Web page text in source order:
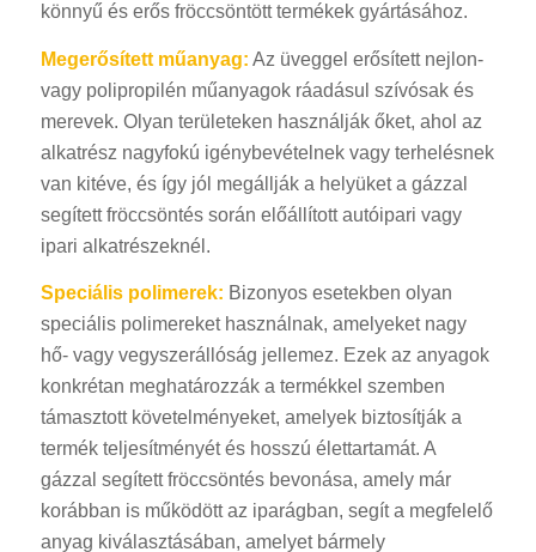
könnyű és erős fröccsöntött termékek gyártásához.
Megerősített műanyag: Az üveggel erősített nejlon-
vagy polipropilén műanyagok ráadásul szívósak és
merevek. Olyan területeken használják őket, ahol az
alkatrész nagyfokú igénybevételnek vagy terhelésnek
van kitéve, és így jól megállják a helyüket a gázzal
segített fröccsöntés során előállított autóipari vagy
ipari alkatrészeknél.
Speciális polimerek: Bizonyos esetekben olyan
speciális polimereket használnak, amelyeket nagy
hő- vagy vegyszerállóság jellemez. Ezek az anyagok
konkrétan meghatározzák a termékkel szemben
támasztott követelményeket, amelyek biztosítják a
termék teljesítményét és hosszú élettartamát. A
gázzal segített fröccsöntés bevonása, amely már
korábban is működött az iparágban, segít a megfelelő
anyag kiválasztásában, amelyet bármely